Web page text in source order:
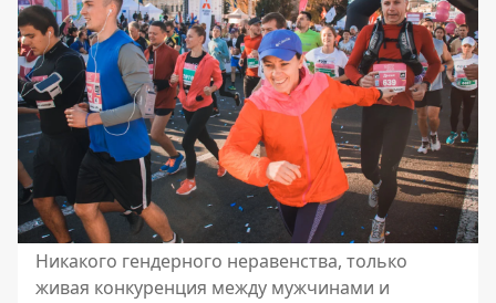
Никакого гендерного неравенства, только
живая конкуренция между мужчинами и